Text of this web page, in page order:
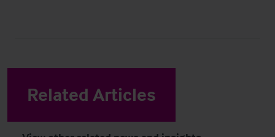
Related Articles